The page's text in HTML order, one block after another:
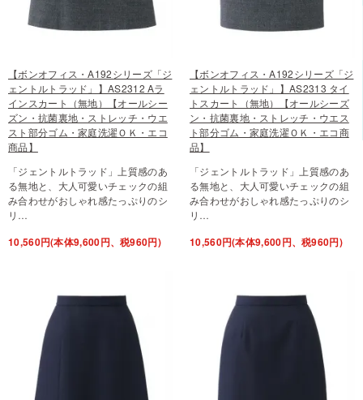
【ボンオフィス・A192シリーズ「ジ
ェントルトラッド」】AS2312 Aラ
インスカート（無地）【オールシー
ズン・抗菌裏地・ストレッチ・ウエ
スト部分ゴム・家庭洗濯ＯＫ・エコ
商品】
「ジェントルトラッド」上質感のあ
る無地と、大人可愛いチェックの組
み合わせがおしゃれ感たっぷりのシ
リ…
10,560円(本体9,600円、税960円)
【ボンオフィス・A192シリーズ「ジ
ェントルトラッド」】AS2313 タイ
トスカート（無地）【オールシーズ
ン・抗菌裏地・ストレッチ・ウエス
ト部分ゴム・家庭洗濯ＯＫ・エコ商
品】
「ジェントルトラッド」上質感のあ
る無地と、大人可愛いチェックの組
み合わせがおしゃれ感たっぷりのシ
リ…
10,560円(本体9,600円、税960円)